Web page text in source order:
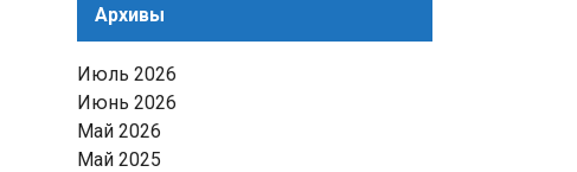
Архивы
Июль 2026
Июнь 2026
Май 2026
Май 2025